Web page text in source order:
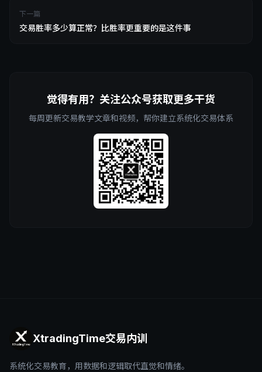
下一篇
交易胜率多少算正常？比胜率更重要的是这件事
觉得有用？关注公众号获取更多干货
每周更新交易教学文章和视频，帮你建立系统化交易体系
XtradingTime交易内训
系统化交易教育，用数据和逻辑取代直觉和情绪。